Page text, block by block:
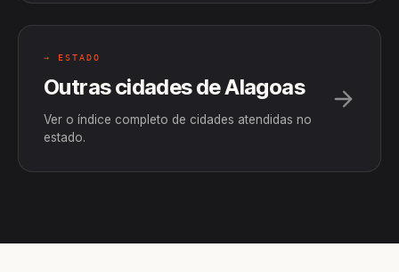
→ ESTADO
Outras cidades de Alagoas
Ver o índice completo de cidades atendidas no
estado.